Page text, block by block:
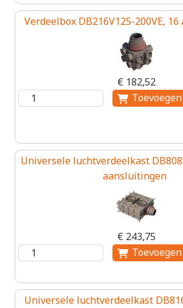
Verdeelbox DB216V125-200VE,
€ 182,52
Universele luchtverdeelkast
aansluitingen
€ 243,75
Universele luchtverdeelkast